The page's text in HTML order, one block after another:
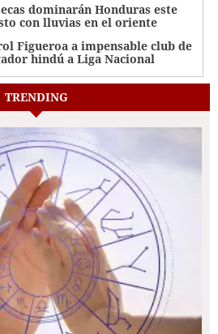
dominarán Honduras este
con lluvias en el oriente
Figueroa a impensable club de
hindú a Liga Nacional
TRENDING